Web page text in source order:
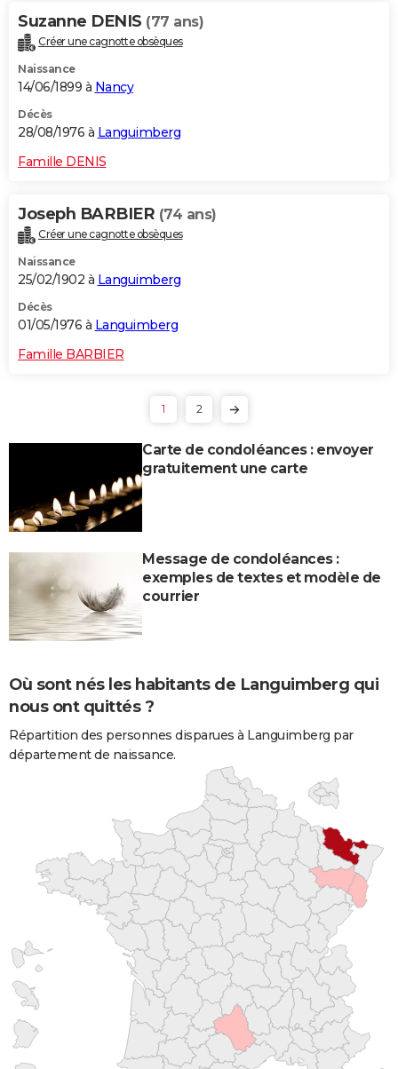
Suzanne DENIS (77 ans)
Créer une cagnotte obsèques
Naissance
14/06/1899 à Nancy
Décès
28/08/1976 à Languimberg
Famille DENIS
Joseph BARBIER (74 ans)
Créer une cagnotte obsèques
Naissance
25/02/1902 à Languimberg
Décès
01/05/1976 à Languimberg
Famille BARBIER
1 2
Carte de condoléances : envoyer
gratuitement une carte
Message de condoléances :
exemples de textes et modèle de
courrier
Où sont nés les habitants de Languimberg qui
nous ont quittés ?
Répartition des personnes disparues à Languimberg par
département de naissance.